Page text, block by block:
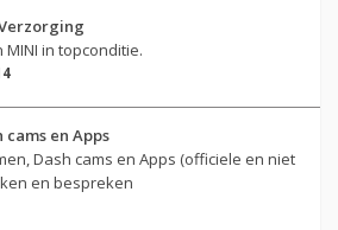
in topconditie.
en Apps
Dash cams en Apps (officiele en niet
en bespreken